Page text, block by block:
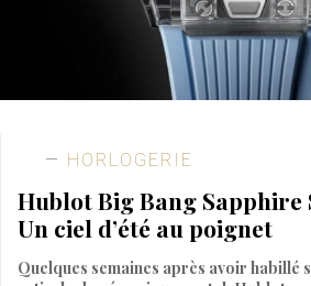
HORLOGERIE
Hublot Big Bang Sapphire
Un ciel d’été au poignet
Quelques semaines après avoir habillé